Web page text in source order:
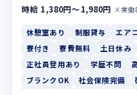
時給 1,380円〜1,980円 ×実働
休憩室あり 制服貸与 エア
寮付き
寮費無料 土日休み
正社員登用あり
学歴不問
ブランクOK
社会保険完備